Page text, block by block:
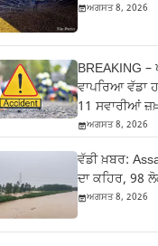
ਅਗਸਤ 8, 2026
BREAKING
ਵਾਪਰਿਆ ਵੱਡਾ
11 ਸਵਾਰੀਆਂ
ਅਗਸਤ 8, 2026
ਵੱਡੀ ਖ਼ਬਰ:
ਦਾ ਕਹਿਰ, 98
ਅਗਸਤ 8, 2026